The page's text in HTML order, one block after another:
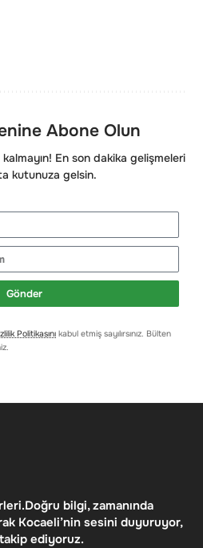
Abone Olun
En son dakika gelişmeleri
kutunuza gelsin.
Gönder
Politikasını kabul etmiş sayılırsınız. Bülten
bilgi, zamanında
Kocaeli’nin sesini duyuruyor,
ediyoruz.